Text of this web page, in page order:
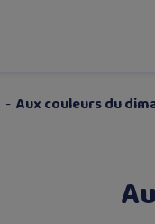
- Aux couleurs du